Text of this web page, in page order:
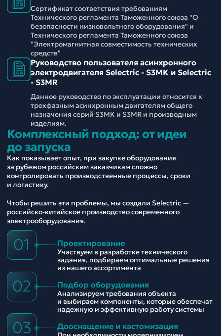
Сертификат соответствия требованиям
Технического регламента Таможенного союза "О
безопасности низковольтного оборудования" и
Технического регламента Таможенного союза
"Электромагнитная совместимость технических
средств"
Руководство пользователя асинхронного
электродвигателя Selectric - S3MK и Selectric
- S3MR
Данное руководство по эксплуатации относится к
трехфазным асинхронным двигателям общего
назначения серий S3MK и S3MR и производным
изделиям.
Комплексный подход: от идеи
до запуска
Как показывает опыт, при закупке оборудования
за рубежом российским заказчикам сложно
контролировать производственные процессы, сроки
и логистику.
Чтобы решить эти проблемы, мы создали Selectric —
российско-китайское производство современного
электрооборудования.
01 Проектирование
Участвуем в разработке технического
задания, подбираем оптимальные решения
из нашего ассортимента
02 Подбор оборудования
Анализируем требования объекта
и выбираем компоненты, которые обеспечат
надежную и эффективную работу системы
03 Дооснащение и кастомизация